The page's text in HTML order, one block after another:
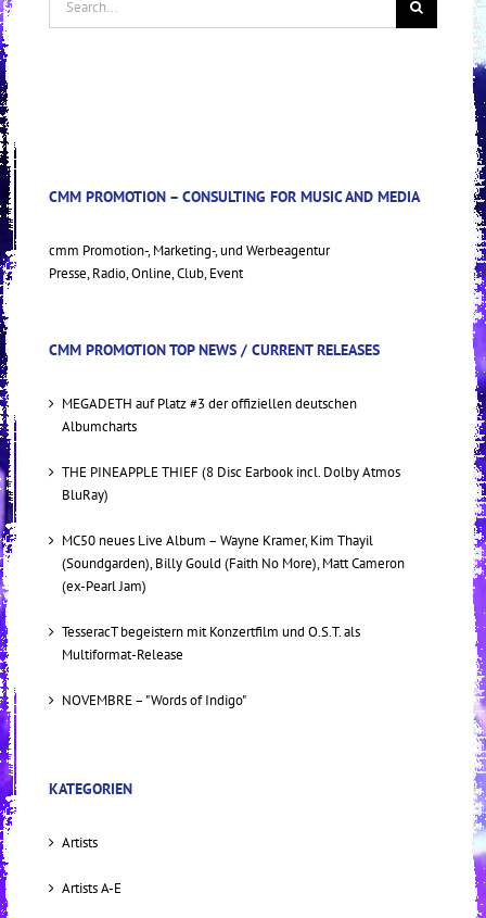
CMM PROMOTION – CONSULTING FOR MUSIC AND MEDIA
cmm Promotion-, Marketing-, und Werbeagentur
Presse, Radio, Online, Club, Event
CMM PROMOTION TOP NEWS / CURRENT RELEASES
MEGADETH auf Platz #3 der offiziellen deutschen
Albumcharts
THE PINEAPPLE THIEF (8 Disc Earbook incl. Dolby Atmos
BluRay)
MC50 neues Live Album – Wayne Kramer, Kim Thayil
(Soundgarden), Billy Gould (Faith No More), Matt Cameron
(ex-Pearl Jam)
TesseracT begeistern mit Konzertfilm und O.S.T. als
Multiformat-Release
NOVEMBRE – "Words of Indigo"
KATEGORIEN
Artists
Artists A-E